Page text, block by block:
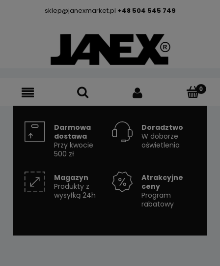
sklep@janexmarket.pl +48 504 545 749
Darmowa
dostawa
Przy kwocie
500 zł
Doradztwo
W doborze
oświetlenia
Magazyn
Produkty z
wysyłką 24h
Atrakcyjne
ceny
Program
rabatowy